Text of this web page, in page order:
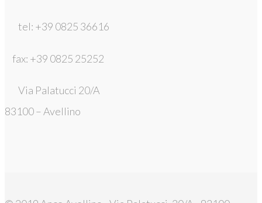
tel: +39 0825 36616
fax: +39 0825 25252
Via Palatucci 20/A
83100 – Avellino